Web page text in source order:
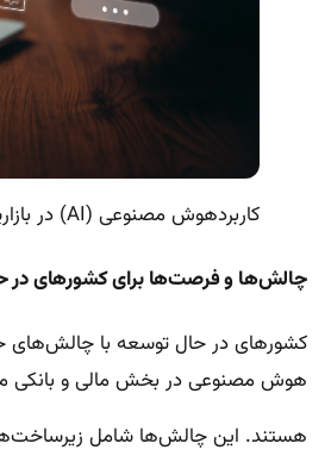
کاربردهوش مصنوعی (AI) در بازاریابی برای شبکه مالی و بانکی
چالش‌ها و فرصت‌ها برای کشورهای در
کشورهای در حال توسعه با چالش‌های
هوش مصنوعی در بخش مالی و بانکی
هستند. این چالش‌ها شامل